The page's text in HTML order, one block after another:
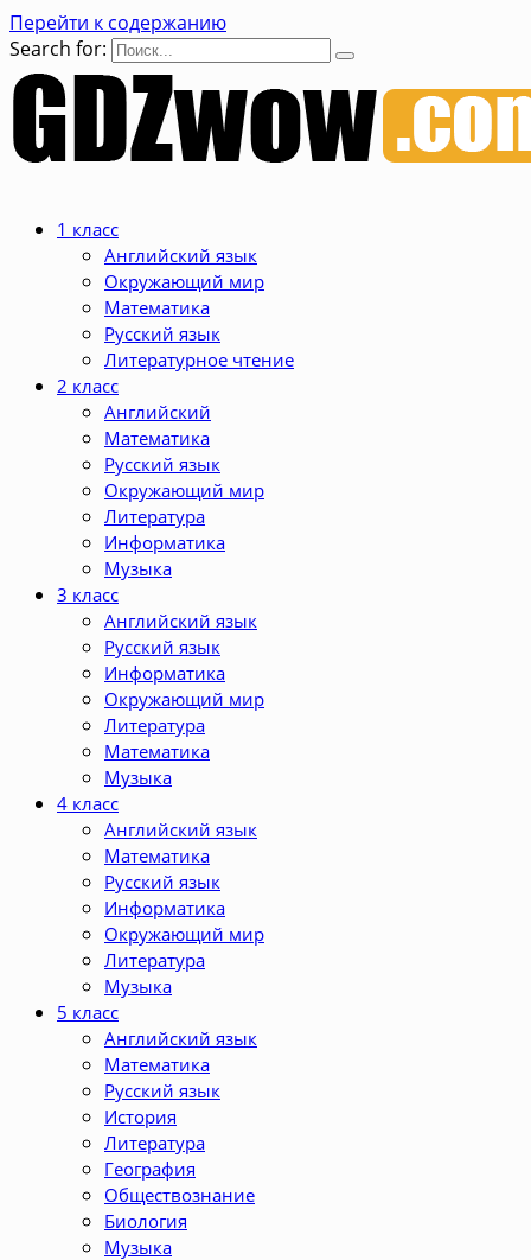
Перейти к содержанию
Search for:
1 класс
Английский язык
Окружающий мир
Математика
Русский язык
Литературное чтение
2 класс
Английский
Математика
Русский язык
Окружающий мир
Литература
Информатика
Музыка
3 класс
Английский язык
Русский язык
Информатика
Окружающий мир
Литература
Математика
Музыка
4 класс
Английский язык
Математика
Русский язык
Информатика
Окружающий мир
Литература
Музыка
5 класс
Английский язык
Математика
Русский язык
История
Литература
География
Обществознание
Биология
Музыка